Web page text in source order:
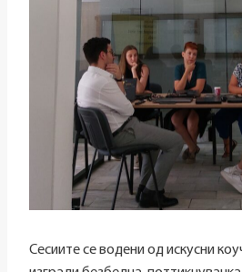
Сесиите се водени од искусни